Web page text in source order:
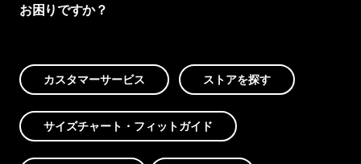
お困りですか？
カスタマーサービス ストアを探す
サイズチャート・フィットガイド